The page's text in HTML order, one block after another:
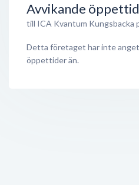
Avvikande
till ICA Kvantum Kungsbacka
Detta företaget har inte
öppettider än.